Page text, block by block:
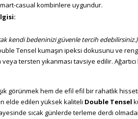
casual kombinlere uygundur.
kendi bedeninizi güvenle tercih edebilirsiniz.)
Tensel kumaşın ipeksi dokusunu ve
tersten yıkanması tavsiye edilir. Ağartıcı
görünmek hem de efil efil bir rahatlık
elde edilen yüksek kaliteli Double Tensel
sıcak günlerde terleme derdi